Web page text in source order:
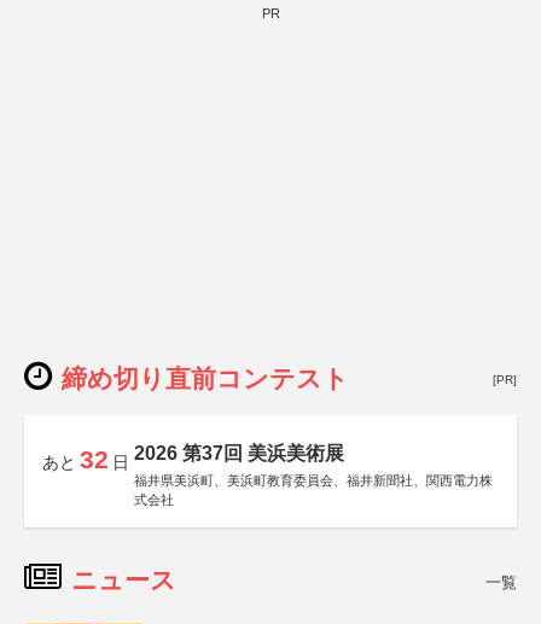
PR
締め切り直前コンテスト [PR]
あと 32 日 2026 第37回 美浜美術展
福井県美浜町、美浜町教育委員会、福井新聞社、関西電力株
式会社
ニュース 一覧